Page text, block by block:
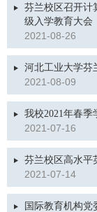
芬兰校区召开计
级入学教育大会
2021-08-26
河北工业大学芬
2021-08-09
我校2021年春
2021-07-16
芬兰校区高水平
2021-07-14
国际教育机构